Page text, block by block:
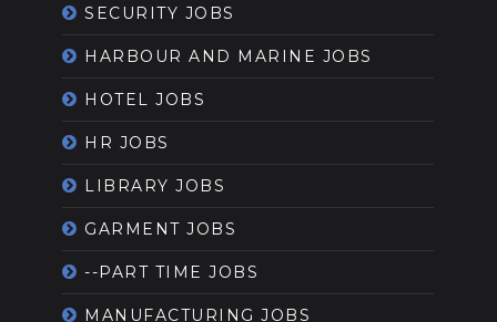
SECURITY JOBS
HARBOUR AND MARINE JOBS
HOTEL JOBS
HR JOBS
LIBRARY JOBS
GARMENT JOBS
--PART TIME JOBS
MANUFACTURING JOBS